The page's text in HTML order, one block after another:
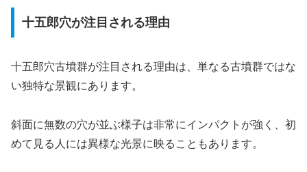
十五郎穴が注目される理由
十五郎穴古墳群が注目される理由は、単なる古墳群ではな
い独特な景観にあります。
斜面に無数の穴が並ぶ様子は非常にインパクトが強く、初
めて見る人には異様な光景に映ることもあります。